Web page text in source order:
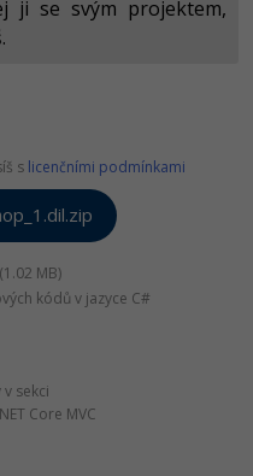
ji se svým projektem,
s licenčními podmínkami
MB)
kódů v jazyce C#
sekci
Core MVC